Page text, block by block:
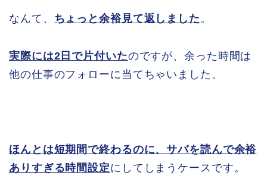
なんて、 ちょっと余裕見て返しました。
実際には2日で片付いたのですが、余った時間は
他の仕事のフォローに当てちゃいました。
ほんとは短期間で終わるのに、サバを読んで余裕
ありすぎる時間設定にしてしまうケースです。